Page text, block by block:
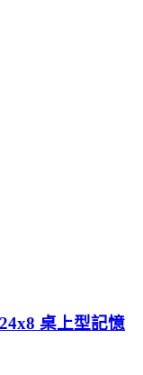
桌上型記憶